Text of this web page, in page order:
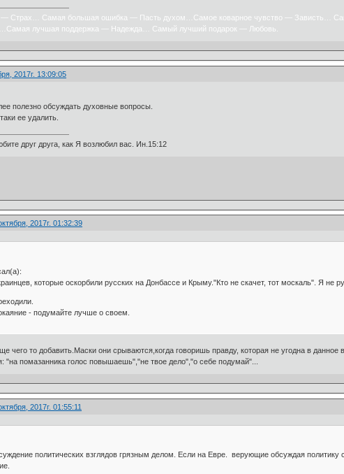
— Страх… Самая большая ошибка — Пасть духом…Самое коварное чувство — Зависть…
лучшая поддержка — Надежда… Самый лучший подарок — Любовь.
2017г. 13:09:05
полезно обсуждать духовные вопросы.
ее удалить.
друг друга, как Я возлюбил вас. Ин.15:12
2017г. 01:32:39
которые оскорбили русских на Донбассе и Крыму."Кто не скачет, тот москаль". Я не
- подумайте лучше о своем.
чего то добавить.Маски они срываются,когда говоришь правду, которая не угодна в данное
"на помазанника голос повышаешь","не твое дело","о себе подумай"...
2017г. 01:55:11
политических взглядов грязным делом. Если на Евре. верующие обсуждая политику